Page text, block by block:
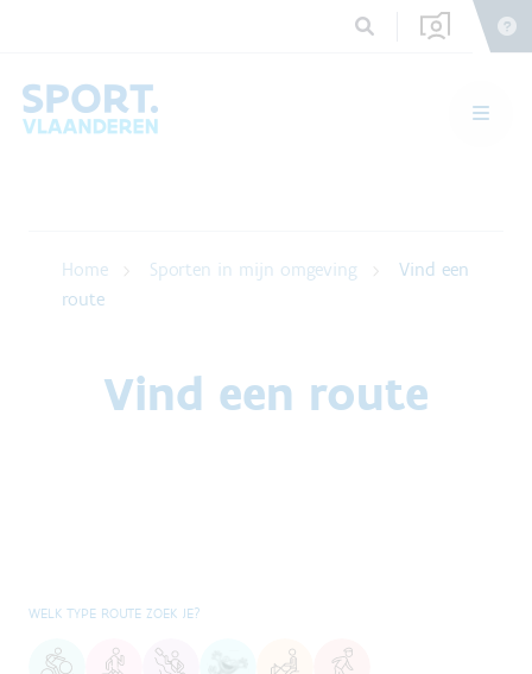
Home Sporten in mijn omgeving
Vind een
route
Vind een route
WELK TYPE ROUTE ZOEK JE?